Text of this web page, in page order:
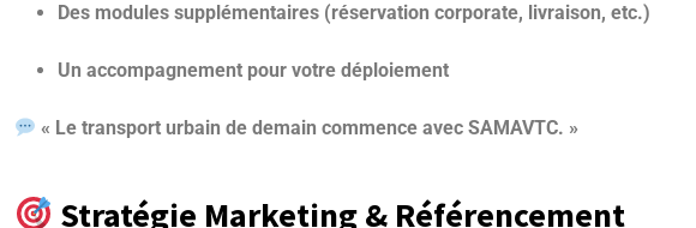
Des modules supplémentaires (réservation corporate, livraison, etc.)
Un accompagnement pour votre déploiement
« Le transport urbain de demain commence avec SAMAVTC. »
Stratégie Marketing & Référencement